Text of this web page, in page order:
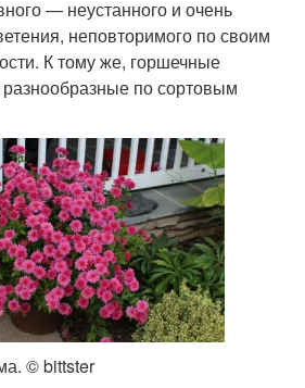
— неустанного и очень
неповторимого по своим
К тому же, горшечные
по сортовым
© bittster